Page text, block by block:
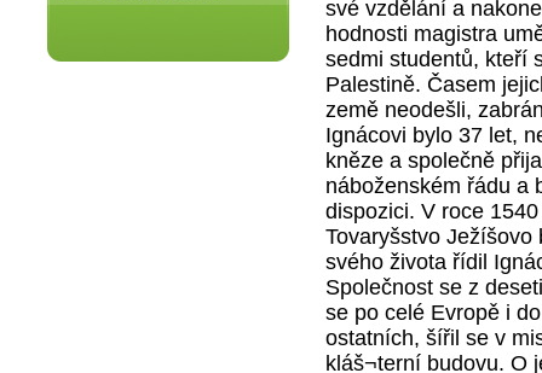
své vzdělání a
hodnosti magistra
sedmi studentů, kteří
Palestině. Časem
země neodešli,
Ignácovi bylo 37 let,
kněze a společně
náboženském řádu a
dispozici. V roce
Tovaryšstvo
svého života řídil
Společnost se z
se po celé Evropě i
ostatních, šířil se v
kláš¬terní budovu. O